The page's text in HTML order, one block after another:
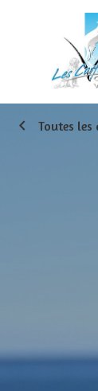
chevron_left Toutes